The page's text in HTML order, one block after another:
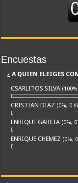
Encuestas
¿ A QUIEN ELEIGES
CSARLITOS SILVA
CRISTIAN DIAZ (0%, 0
ENRIQUE GARCIA (0%,
ENRIQUE CHEMEZ (0%,